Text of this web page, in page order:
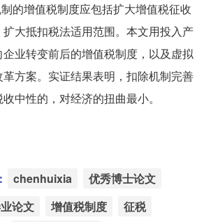
的增值税制度应包括扩大增值税征收
大抵扣税法适用范围。本文用投入产
业转变前后的增值税制度，以及虚拟
方案。实证结果表明，扣除机制完善
中性的，对经济的扭曲最小。
chenhuixia
优秀博士论文
论文
增值税制度
征税